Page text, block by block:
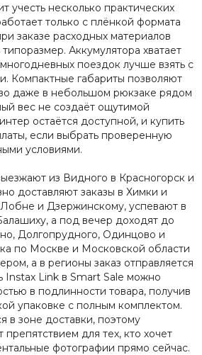
учесть несколько практических
только с плёнкой формата
заказе расходных материалов
Аккумулятора хватает
поездок лучше взять с
Компактные габариты позволяют
даже в небольшом рюкзаке рядом
вес не создаёт ощутимой
остаётся доступной, и купить
если выбрать проверенную
условиями.
из Видного в Красногорск и
доставляют заказы в Химки и
и Дзержинскому, успевают в
а под вечер доходят до
Долгопрудного, Одинцово и
по Москве и Московской области
а в регионы заказ отправляется
Instax Link в Smart Sale можно
в подлинности товара, получив
упаковке с полным комплектом.
в зоне доставки, поэтому
препятствием для тех, кто хочет
фотографии прямо сейчас.